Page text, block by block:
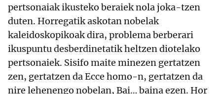
pertsonaiak ikusteko beraiek nola joka-tzen
duten. Horregatik askotan nobelak
kaleidoskopikoak dira, problema berberari
ikuspuntu desberdinetatik heltzen diotelako
pertsonaiek. Sisifo maite minezen gertatzen
zen, gertatzen da Ecce homo-n, gertatzen da
nire lehenengo nobelan, Bai… baina ezen. Hor